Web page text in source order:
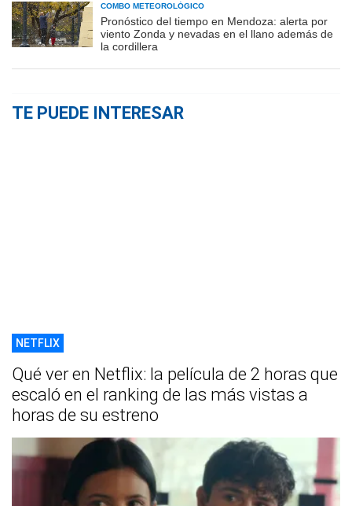
COMBO METEOROLÓGICO
Pronóstico del tiempo en Mendoza: alerta por
viento Zonda y nevadas en el llano además de
la cordillera
TE PUEDE INTERESAR
NETFLIX
Qué ver en Netflix: la película de 2 horas que
escaló en el ranking de las más vistas a
horas de su estreno